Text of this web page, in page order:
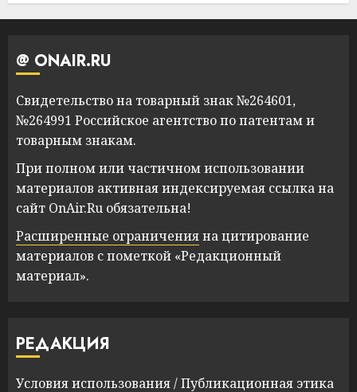
@ ONAIR.RU
Свидетельство на товарный знак №264601,
№264991 Российское агентство по патентам и
товарным знакам.
При полном или частичном использовании
материалов активная индексируемая ссылка на
сайт OnAir.Ru обязательна!
Расширенные ограниченияна цитирование
материалов с пометкой «Редакционный
материал».
РЕДАКЦИЯ
Условия использования/Публикационная этика